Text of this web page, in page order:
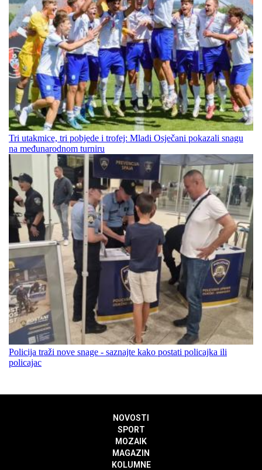
Tri utakmice, tri pobjede i trofej: Mladi Osječani pokazali snagu
na međunarodnom turniru
Policija traži nove snage - saznajte kako postati policajka ili
policajac
NOVOSTI
SPORT
MOZAIK
MAGAZIN
KOLUMNE